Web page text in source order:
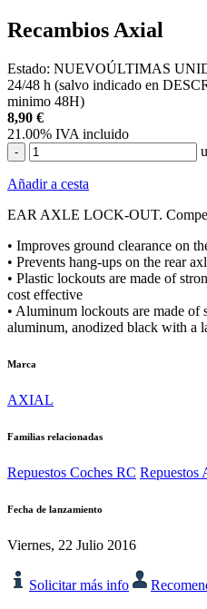
Recambios Axial
Estado: NUEVOÚLTIMAS
24/48 h (salvo indicado en
minimo 48H)
8,90 €
21.00% IVA incluido
-
Añadir a cesta
EAR AXLE LOCK-OUT.
• Improves ground clearance on
• Prevents hang-ups on the rear
• Plastic lockouts are made of
cost effective
• Aluminum lockouts are made of
aluminum, anodized black with a
Marca
AXIAL
Familias relacionadas
Repuestos Coches RC Repuestos
Fecha de lanzamiento
Viernes, 22 Julio 2016
Solicitar más info